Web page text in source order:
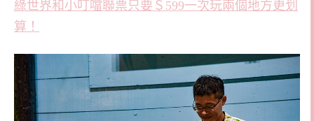
綠世界和小叮噹聯票只要＄599一次玩兩個地方更划
算！